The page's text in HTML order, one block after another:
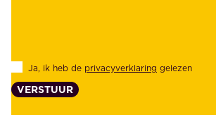
e
n
a
n
t
Ja, ik heb de privacyverklaring gelezen
VERSTUUR